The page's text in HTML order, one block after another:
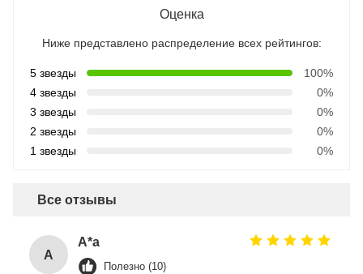
Оценка
Ниже представлено распределение всех рейтингов:
5 звезды
100%
4 звезды
0%
3 звезды
0%
2 звезды
0%
1 звезды
0%
Все отзывы
A
A*a
Полезно (10)